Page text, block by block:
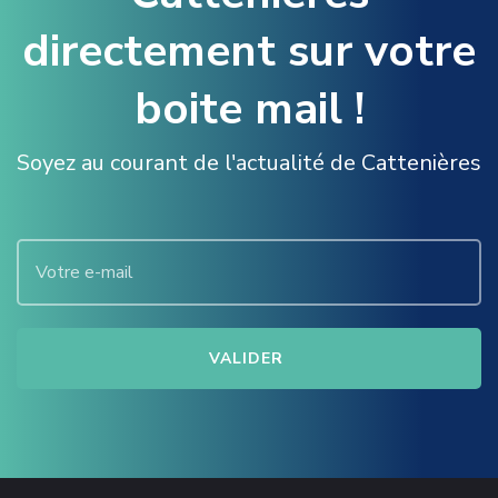
directement sur votre
boite mail !
Soyez au courant de l'actualité de Cattenières